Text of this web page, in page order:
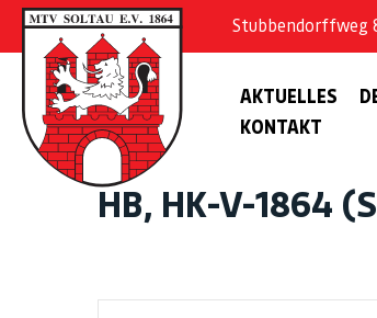
Stubbendorffweg
AKTUELLES
KONTAKT
HB, HK-V-1864